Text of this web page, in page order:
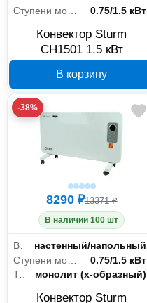
0.75/1.5 кВт
Конвектор Sturm
CH1501 1.5 кВт
В корзину
-38%
8290 ₽13371 ₽
В наличии 100 шт
настенный/напольный
0.75/1.5 кВт
Тип нагревательного элемента
монолит (х-образный)
Конвектор Sturm